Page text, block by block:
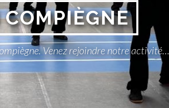
Venez rejoindre notre activité…